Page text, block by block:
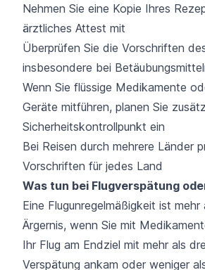
Nehmen Sie eine Kopie Ihres
ärztliches Attest mit
Überprüfen Sie die Vorschriften
insbesondere bei
Wenn Sie flüssige Medikamente
Geräte mitführen, planen Sie
Sicherheitskontrollpunkt ein
Bei Reisen durch mehrere Länder
Vorschriften für jedes Land
Was tun bei Flugverspätung
Eine Flugunregelmäßigkeit ist mehr
Ärgernis, wenn Sie mit
Ihr Flug am Endziel mit mehr als
Verspätung ankam oder weniger